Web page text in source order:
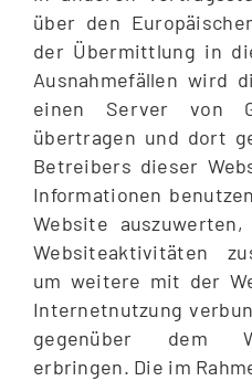
über den
der Übermittlung in
Ausnahmefällen wird
einen Server von
übertragen und dort
Betreibers dieser
Informationen
Website
Websiteaktivitäten
um weitere mit der
Internetnutzung
gegenüber dem
erbringen. Die im